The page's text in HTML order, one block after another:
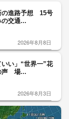
の進路予想 15号
交通...
2026年8月8日
いい」“世界一”花
声 場...
2026年8月3日